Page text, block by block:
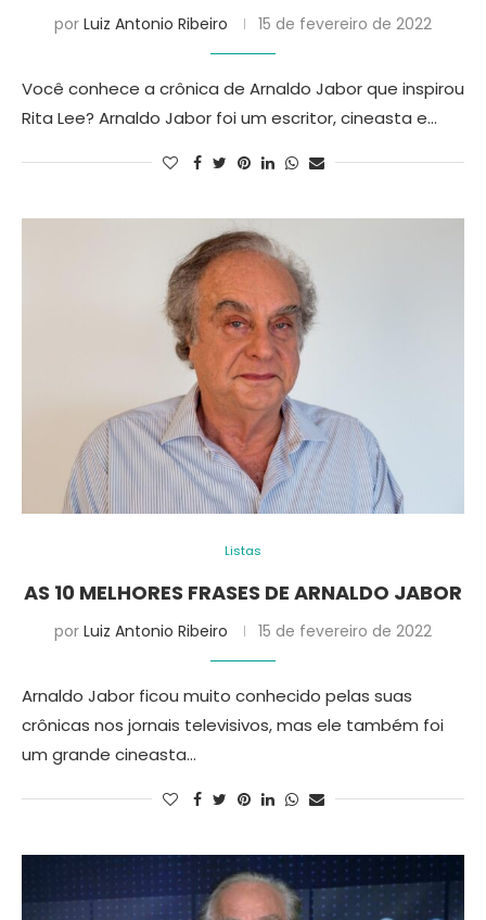
por Luiz Antonio Ribeiro 15 de fevereiro de 2022
Você conhece a crônica de Arnaldo Jabor que inspirou
Rita Lee? Arnaldo Jabor foi um escritor, cineasta e…
Listas
AS 10 MELHORES FRASES DE ARNALDO JABOR
por Luiz Antonio Ribeiro 15 de fevereiro de 2022
Arnaldo Jabor ficou muito conhecido pelas suas
crônicas nos jornais televisivos, mas ele também foi
um grande cineasta…